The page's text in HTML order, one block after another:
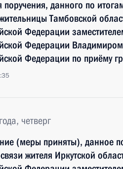
поручения, данного по
Тамбовской
Федерации
Федерации
Федерации по приёму
четверг
(меры приняты), данное
жителя Иркутской